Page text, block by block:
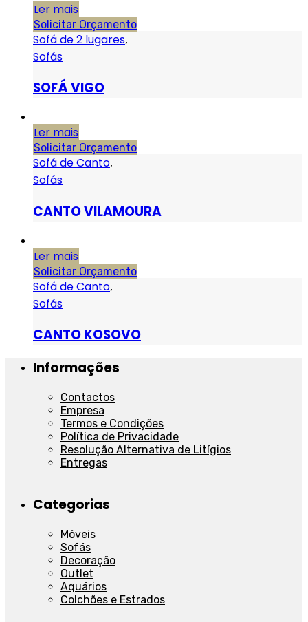
Ler mais
Solicitar Orçamento
Sofá de 2 lugares,
Sofás
SOFÁ VIGO
Ler mais
Solicitar Orçamento
Sofá de Canto,
Sofás
CANTO VILAMOURA
Ler mais
Solicitar Orçamento
Sofá de Canto,
Sofás
CANTO KOSOVO
Informações
Contactos
Empresa
Termos e Condições
Política de Privacidade
Resolução Alternativa de Litígios
Entregas
Categorias
Móveis
Sofás
Decoração
Outlet
Aquários
Colchões e Estrados